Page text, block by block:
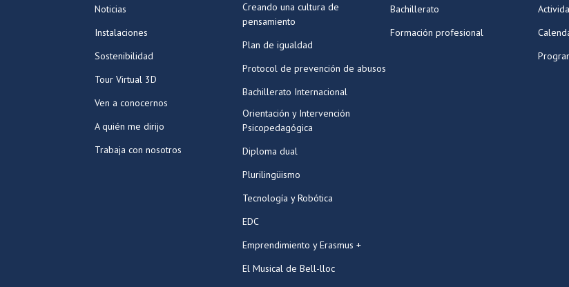
Noticias
Instalaciones
Sostenibilidad
Tour Virtual 3D
Ven a conocernos
A quién me dirijo
Trabaja con nosotros
Creando una cultura de
pensamiento
Plan de igualdad
Protocol de prevención de abusos
Bachillerato Internacional
Orientación y Intervención
Psicopedagógica
Diploma dual
Plurilingüismo
Tecnología y Robótica
EDC
Emprendimiento y Erasmus +
El Musical de Bell-lloc
Bachillerato
Formación profesional